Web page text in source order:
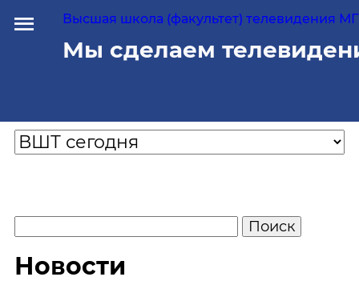
Высшая школа (факультет) телевидения
Мы сделаем
Новости